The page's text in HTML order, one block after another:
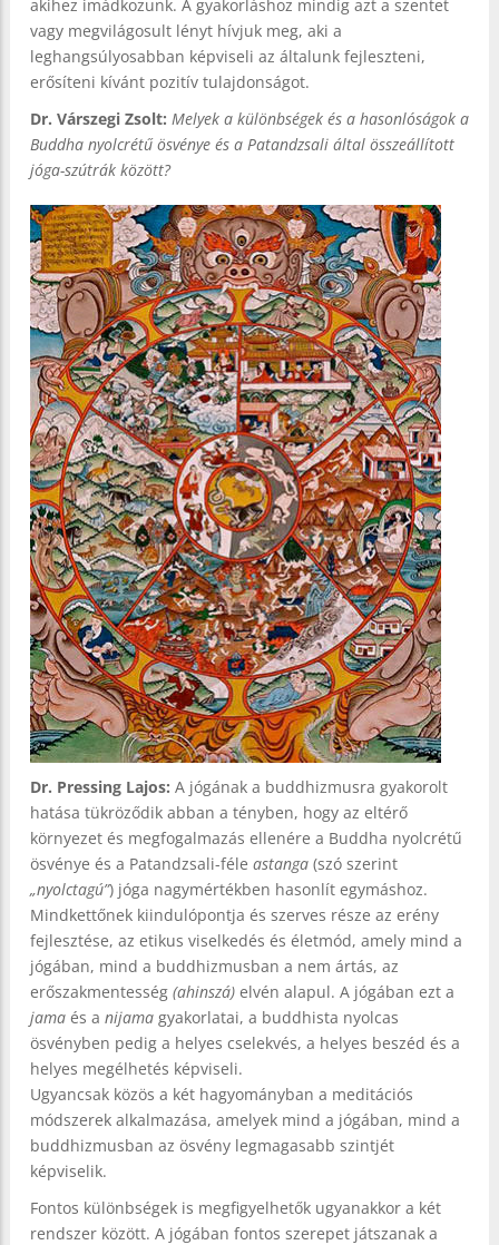
akihez imádkozunk. A gyakorláshoz mindig azt a szentet
vagy megvilágosult lényt hívjuk meg, aki a
leghangsúlyosabban képviseli az általunk fejleszteni,
erősíteni kívánt pozitív tulajdonságot.
Dr. Várszegi Zsolt: Melyek a különbségek és a hasonlóságok a
Buddha nyolcrétű ösvénye és a Patandzsali által összeállított
jóga-szútrák között?
Dr. Pressing Lajos: A jógának a buddhizmusra gyakorolt
hatása tükröződik abban a tényben, hogy az eltérő
környezet és megfogalmazás ellenére a Buddha nyolcrétű
ösvénye és a Patandzsali-féle astanga (szó szerint
„nyolctagú”) jóga nagymértékben hasonlít egymáshoz.
Mindkettőnek kiindulópontja és szerves része az erény
fejlesztése, az etikus viselkedés és életmód, amely mind a
jógában, mind a buddhizmusban a nem ártás, az
erőszakmentesség (ahinszá) elvén alapul. A jógában ezt a
jama és a nijama gyakorlatai, a buddhista nyolcas
ösvényben pedig a helyes cselekvés, a helyes beszéd és a
helyes megélhetés képviseli.
Ugyancsak közös a két hagyományban a meditációs
módszerek alkalmazása, amelyek mind a jógában, mind a
buddhizmusban az ösvény legmagasabb szintjét
képviselik.
Fontos különbségek is megfigyelhetők ugyanakkor a két
rendszer között. A jógában fontos szerepet játszanak a